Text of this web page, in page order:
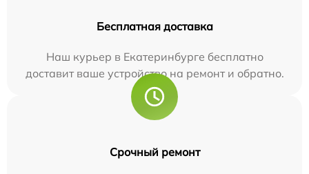
Бесплатная доставка
Наш курьер в Екатеринбурге бесплатно
доставит ваше устройство на ремонт и обратно.
Срочный ремонт